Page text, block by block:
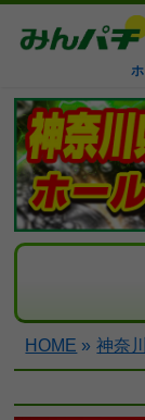
HOME » 神奈